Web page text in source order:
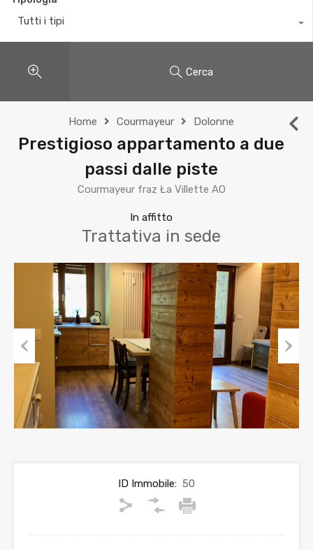
Tutti i tipi
Cerca
Home Courmayeur Dolonne
Prestigioso appartamento a due
passi dalle piste
Courmayeur fraz Ła Villette AO
In affitto
Trattativa in sede
Previous Next
ID Immobile: 50